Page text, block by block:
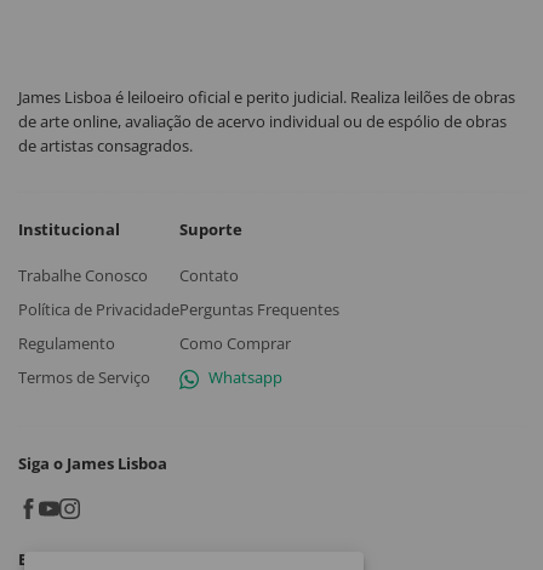
James Lisboa é leiloeiro oficial e perito judicial. Realiza leilões de obras
de arte online, avaliação de acervo individual ou de espólio de obras
de artistas consagrados.
Institucional
Trabalhe Conosco
Política de Privacidade
Regulamento
Termos de Serviço
Suporte
Contato
Perguntas Frequentes
Como Comprar
Whatsapp
Siga o James Lisboa
Baixe o App